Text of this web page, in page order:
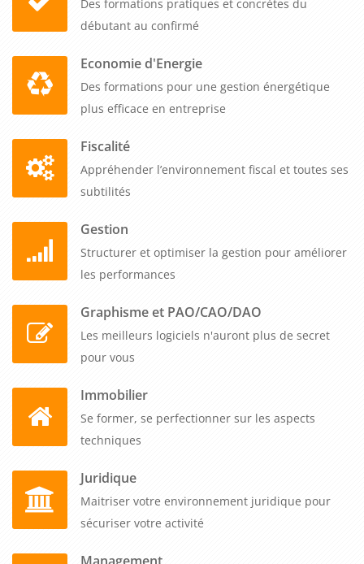
en augmentant le volume de transactions et en
maximisant les revenus.
En conclusion, une formation sur les mécanismes de cession
d'un fonds de commerce peut être extrêmement utile pour
aider les professionnels à améliorer leurs compétences en
cession de fonds de commerce et à optimiser leurs résultats.
En comprenant les principes fondamentaux de la cession
d'un fonds de commerce, en élaborant une stratégie de vente
efficace, en maîtrisant les techniques de négociation et en
les professionnels peuvent contribuer de manière
significative à la croissance et à la rentabilité de leur
Des formations pratiques et concrètes du
débutant au confirmé
Economie d'Energie
Des formations pour une gestion énergétique
plus efficace en entreprise
Fiscalité
Appréhender l’environnement fiscal et toutes ses
subtilités
Gestion
Structurer et optimiser la gestion pour améliorer
les performances
Graphisme et PAO/CAO/DAO
Les meilleurs logiciels n'auront plus de secret
pour vous
Immobilier
Se former, se perfectionner sur les aspects
techniques
Juridique
Maitriser votre environnement juridique pour
sécuriser votre activité